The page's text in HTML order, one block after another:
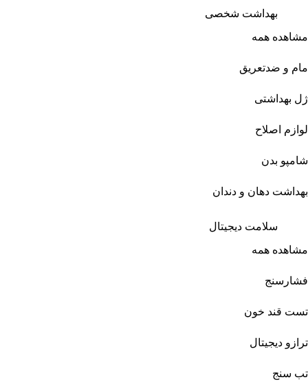
بهداشت شخصی
مشاهده همه
مام و ضدتعریق
ژل بهداشتی
لوازم اصلاح
شامپو بدن
بهداشت دهان و دندان
سلامت دیجیتال
مشاهده همه
فشارسنج
تست قند خون
ترازو دیجیتال
تب سنج